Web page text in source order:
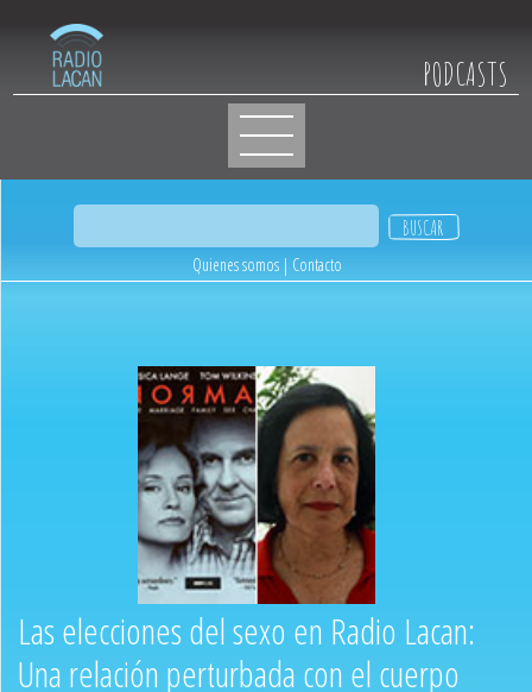
PODCASTS
Quienes somos| Contacto
Las elecciones del sexo en Radio Lacan:
Una relación perturbada con el cuerpo